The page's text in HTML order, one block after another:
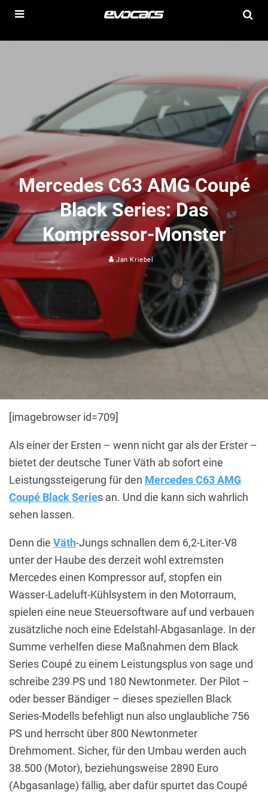
Mercedes C63 AMG Coupé
Black Series: Das
Kompressor-Monster
Jan Kriebel
[imagebrowser id=709]
Als einer der Ersten – wenn nicht gar als der Erster –
bietet der deutsche Tuner Väth ab sofort eine
Leistungssteigerung für den Mercedes C63 AMG
Coupé Black Series an. Und die kann sich wahrlich
sehen lassen.
Denn die Väth-Jungs schnallen dem 6,2-Liter-V8
unter der Haube des derzeit wohl extremsten
Mercedes einen Kompressor auf, stopfen ein
Wasser-Ladeluft-Kühlsystem in den Motorraum,
spielen eine neue Steuersoftware auf und verbauen
zusätzliche noch eine Edelstahl-Abgasanlage. In der
Summe verhelfen diese Maßnahmen dem Black
Series Coupé zu einem Leistungsplus von sage und
schreibe 239 PS und 180 Newtonmeter. Der Pilot –
oder besser Bändiger – dieses speziellen Black
Series-Modells befehligt nun also unglaubliche 756
PS und herrscht über 800 Newtonmeter
Drehmoment. Sicher, für den Umbau werden auch
38.500 (Motor), beziehungsweise 2890 Euro
(Abgasanlage) fällig, aber dafür spurtet das Coupé